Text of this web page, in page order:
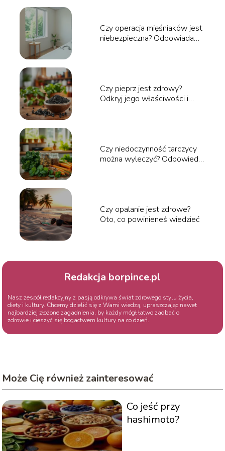
Czy operacja mięśniaków jest
niebezpieczna? Odpowiadamy
Czy pieprz jest zdrowy?
Odkryj jego właściwości i
Czy niedoczynność tarczycy
można wyleczyć? Odpowiedzi
Czy opalanie jest zdrowe?
Oto, co powinieneś wiedzieć
Redakcja borpince.pl
Nasz zespół redakcyjny z pasją odkrywa świat zdrowego stylu życia,
diety i kultury. Chcemy dzielić się z Wami wiedzą, upraszczając nawet
najbardziej złożone zagadnienia, by każdy mógł łatwo zadbać o
zdrowie i cieszyć się bogactwem kultury na co dzień.
Może Cię również zainteresować
Co jeść przy
hashimoto?